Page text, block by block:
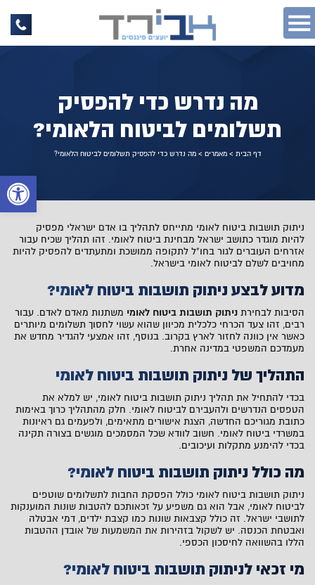
מה נדרש כדי להפסיק
תשלומים לביטוח הלאומי?
דף הבית >מאמרים >מה נדרש כדי להפסיק תשלומים לביטוח הלאומי?
ניתוק תושבות ביטוח לאומי מתייחס לתהליך בו אדם ישראלי מפסיק
להיות מוגדר כתושב ישראל מבחינת ביטוח לאומי. זהו תהליך שכיח עבור
אזרחים העוברים לגור בחו"ל לתקופה ממושכת ומתעתדים להפסיק להיות
מחויבים לשלם לביטוח לאומי בישראל.
מדוע לבצע ניתוק תושבות ביטוח לאומי?
הסיבות לבחירת ניתוק תושבות ביטוח לאומי משתנות מאדם לאדם. עבור
רבים, זהו צעד הכרחי כלכלית מכיוון שהוא עשוי לחסוך תשלומים מיותרים
כאשר אין כוונה לחזור לארץ בקרוב. בנוסף, זהו אמצעי להגדיר מחדש את
מעמדכם המשפטי במדינה אחרת.
התהליך של ניתוק תושבות ביטוח לאומי
בכדי להתחיל את תהליך ניתוק תושבות ביטוח לאומי, יש למלא את
הטפסים הנדרשים ולהעבירם לביטוח לאומי. חלק מהתהליך כרוך באימות
כתובת מגוריכם החדשה, הצגת אישורים מתאימים, ולפעמים גם ראיונות
במשרדי ביטוח לאומי. חשוב לוודא שכל המסמכים מוגשים בצורה תקינה
בכדי להימנע מתקלות ועיכובים.
מה כולל ניתוק תושבות ביטוח לאומי?
ניתוק תושבות ביטוח לאומי כולל הפסקת החבות לתשלומים שוטפים
לביטוח לאומי, אבל הוא גם משפיע על זכאותכם להטבות שונות המוענקות
לתושבי ישראל. זה כולל קצבאות שונות כמו קצבת ילדים, דמי אבטלה
ואבטחת הכנסה. יש לשקול בזהירות את המשמעות של אובדן ההטבות
הללו בהשוואה לחיסכון הכספי.
מי זכאי לניתוק תושבות ביטוח לאומי?